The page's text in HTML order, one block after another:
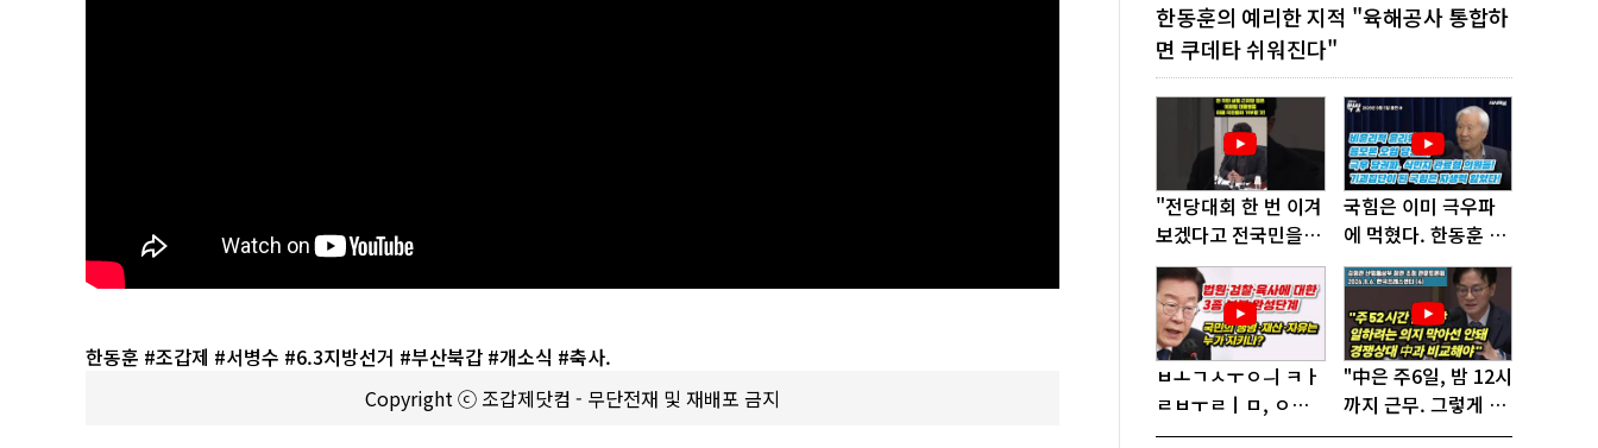
한동훈 #조갑제 #서병수 #6.3지방선거 #부산북갑 #개소식 #축사.
Copyright ⓒ 조갑제닷컴 - 무단전재 및 재배포 금지
한동훈의 예리한 지적 "육해공사 통합하
면 쿠데타 쉬워진다"
"전당대회 한 번 이겨
보겠다고 전국민을
'지옥문'으로 밀어!"
국힘은 이미 극우파
에 먹혔다. 한동훈 창
당이 답!
ㅂㅗㄱㅅㅜㅇㅢ ㅋㅏ
ㄹㅂㅜㄹㅣㅁ, ㅇㅙ
ㄱㅜㄱㅁㅣㄴㄷㅡㄹ
"中은 주6일, 밤 12시
까지 근무. 그렇게 일
해서 어떻게 경쟁하